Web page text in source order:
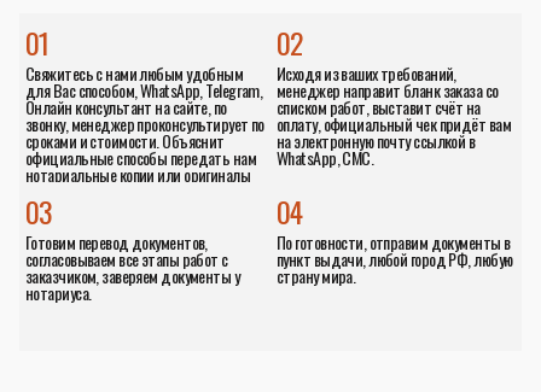
01
Свяжитесь с нами любым удобным
для Вас способом, WhatsApp, Telegram,
Онлайн консультант на сайте, по
звонку, менеджер проконсультирует по
сроками и стоимости. Объяснит
официальные способы передать нам
нотариальные копии или оригиналы
02
Исходя из ваших требований,
менеджер направит бланк заказа со
списком работ, выставит счёт на
оплату, официальный чек придёт вам
на электронную почту ссылкой в
WhatsApp, СМС.
04
По готовности, отправим документы в
пункт выдачи, любой город РФ, любую
страну мира.
03
Готовим перевод документов,
согласовываем все этапы работ с
заказчиком, заверяем документы у
нотариуса.